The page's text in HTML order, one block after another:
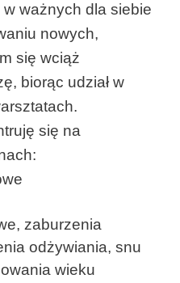
ważnych dla siebie
nowych,
się wciąż
biorąc udział w
się na
zaburzenia
odżywiania, snu
wieku